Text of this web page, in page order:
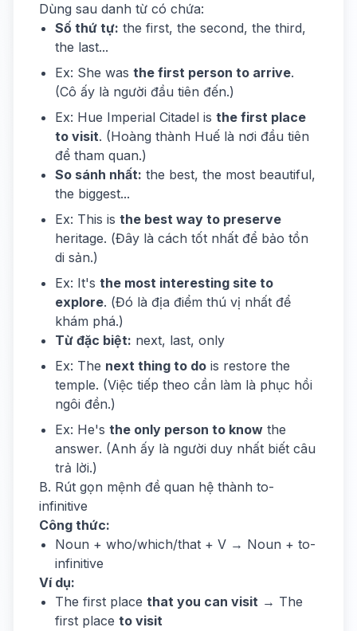
Dùng sau danh từ có chứa:
Số thứ tự: the first, the second, the third,
the last...
Ex: She was the first person to arrive.
(Cô ấy là người đầu tiên đến.)
Ex: Hue Imperial Citadel is the first place
to visit. (Hoàng thành Huế là nơi đầu tiên
để tham quan.)
So sánh nhất: the best, the most beautiful,
the biggest...
Ex: This is the best way to preserve
heritage. (Đây là cách tốt nhất để bảo tồn
di sản.)
Ex: It's the most interesting site to
explore. (Đó là địa điểm thú vị nhất để
khám phá.)
Từ đặc biệt: next, last, only
Ex: The next thing to do is restore the
temple. (Việc tiếp theo cần làm là phục hồi
ngôi đền.)
Ex: He's the only person to know the
answer. (Anh ấy là người duy nhất biết câu
trả lời.)
B. Rút gọn mệnh đề quan hệ thành to-
infinitive
Công thức:
Noun + who/which/that + V → Noun + to-
infinitive
Ví dụ:
The first place that you can visit → The
first place to visit